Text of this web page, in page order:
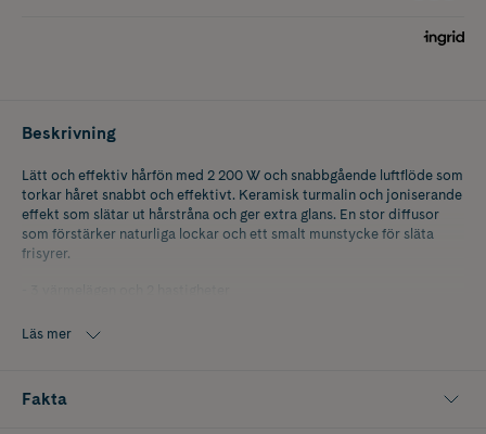
Beskrivning
Lätt och effektiv hårfön med 2 200 W och snabbgående luftflöde som
torkar håret snabbt och effektivt. Keramisk turmalin och joniserande
effekt som slätar ut hårstråna och ger extra glans. En stor diffusor
som förstärker naturliga lockar och ett smalt munstycke för släta
frisyrer.
- Keramisk
Läs mer
Fakta